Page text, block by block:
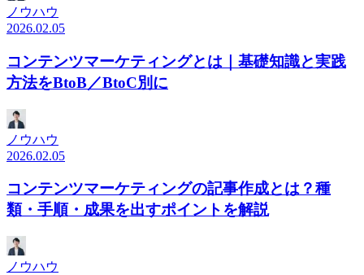
ノウハウ
2026.02.05
コンテンツマーケティングとは｜基礎知識と実践
方法をBtoB／BtoC別に
ノウハウ
2026.02.05
コンテンツマーケティングの記事作成とは？種
類・手順・成果を出すポイントを解説
ノウハウ